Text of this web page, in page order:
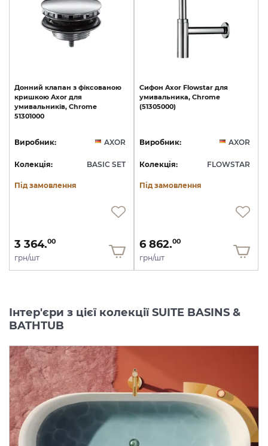
Донний клапан з фіксованою
кришкою Axor для
умивальників, Chrome
51301000
Виробник: AXOR
Колекція: BASIC SET
Під замовлення
3 364.00
грн/шт
Сифон Axor Flowstar для
умивальника, Chrome
(51305000)
Виробник: AXOR
Колекція: FLOWSTAR
Під замовлення
6 862.00
грн/шт
Інтер'єри з цієї колекції SUITE BASINS &
BATHTUB